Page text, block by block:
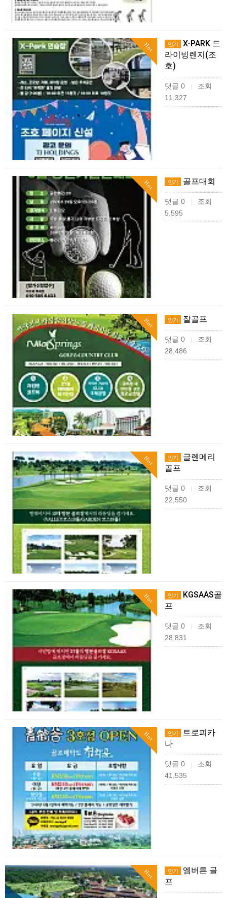
Hot 인기
X-PARK 드
라이빙렌지(조
호)
댓글 0 |
조회
11,327
Hot 인기 골프대회
댓글 0 |
조회
5,595
Hot 인기 잘골프
댓글 0 |
조회
28,486
Hot 인기
글렌메리
골프
댓글 0 |
조회
22,550
Hot 인기
KGSAAS골
프
댓글 0 |
조회
28,831
Hot 인기
트로피카
나
댓글 0 |
조회
41,535
Hot 인기
엠버튼 골
프